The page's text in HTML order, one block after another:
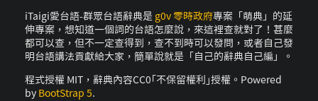
iTaigi愛台語-群眾台語辭典是 g0v 零時政府專案「萌典」的延
伸專案，想知道一個詞的台語怎麼說，來這裡查就對了！甚麼
都可以查，但不一定查得到，查不到時可以發問，或者自己發
明台語講法貢獻給大家，簡單說就是「自己的辭典自己編」。
程式授權 MIT，辭典內容CC0｢不保留權利｣授權。Powered
by BootStrap 5.